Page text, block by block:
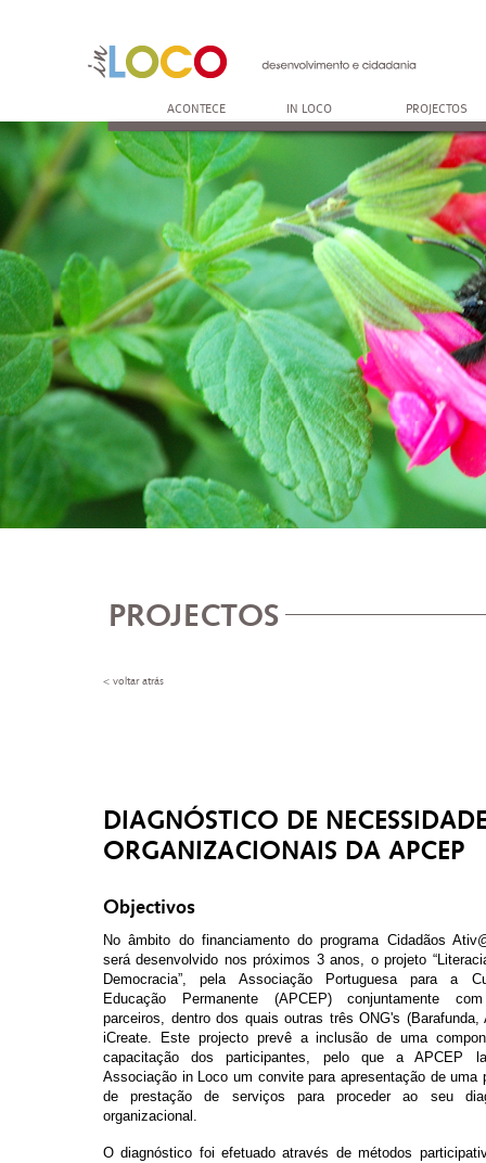
ACONTECE IN LOCO PROJECTOS
PROJECTOS
< voltar atrás
DIAGNÓSTICO DE
ORGANIZACIONAIS DA APCEP
Objectivos
No âmbito do financiamento do programa Cidadãos
será desenvolvido nos próximos 3 anos, o projeto
Democracia”, pela Associação Portuguesa para a
Educação Permanente (APCEP) conjuntamente
parceiros, dentro dos quais outras três ONG's (Barafunda,
iCreate. Este projecto prevê a inclusão de uma
capacitação dos participantes, pelo que a APCEP
Associação in Loco um convite para apresentação de uma
de prestação de serviços para proceder ao seu
organizacional.
O diagnóstico foi efetuado através de métodos